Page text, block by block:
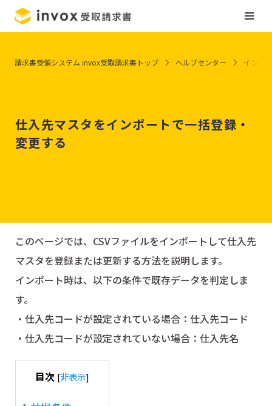
仕入先マスタをインポートで一括登録・
変更する
請求書受領システム invox受取請求書トップ ヘルプセンター インポ
このページでは、CSVファイルをインポートして仕入先
マスタを登録または更新する方法を説明します。
インポート時は、以下の条件で既存データを判定しま
す。
・仕入先コードが設定されている場合：仕入先コード
・仕入先コードが設定されていない場合：仕入先名
目次 [非表示]